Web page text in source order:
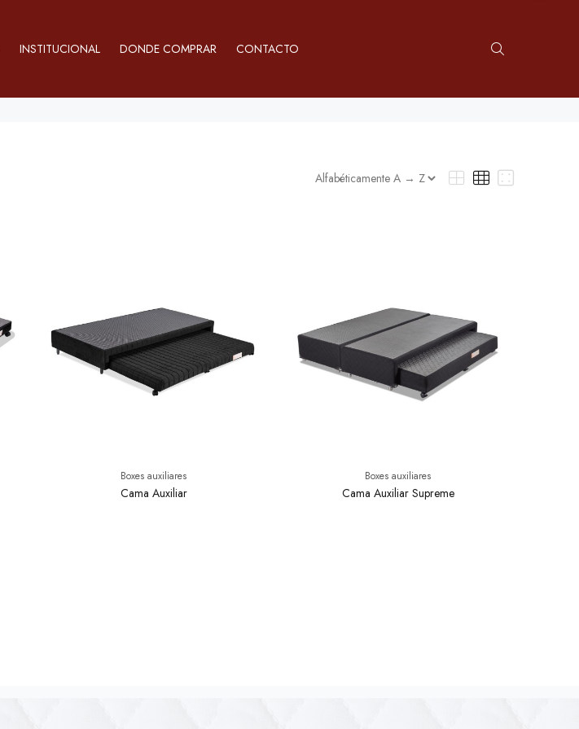
INSTITUCIONAL DONDE COMPRAR CONTACTO
Boxes auxiliares
Cama Auxiliar
Boxes auxiliares
Cama Auxiliar Supreme